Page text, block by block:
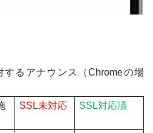
するアナウンス（Chromeの場
SSL未対応 SSL対応済